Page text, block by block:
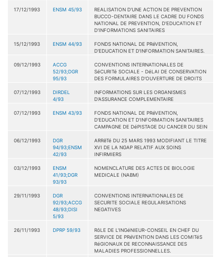
17/12/1993 ENSM 45/93
REALISATION D'UNE ACTION DE PREVENTION
BUCCO-DENTAIRE DANS LE CADRE DU FONDS
NATIONAL DE PREVENTION, D'EDUCATION ET
D'INFORMATIONS SANITAIRES
15/12/1993 ENSM 44/93
FONDS NATIONAL DE PRéVENTION,
D'EDUCATION ET D'INFORMATION SANITAIRES.
09/12/1993
ACCG
52/93;DGR
95/93
CONVENTIONS INTERNATIONALES DE
SéCURITé SOCIALE - DéLAI DE CONSERVATION
DES FORMULAIRES D'OUVERTURE DE DROITS
07/12/1993
DIRDEL
4/93
INFORMATIONS SUR LES ORGANISMES
D'ASSURANCE COMPLEMENTAIRE
07/12/1993 ENSM 43/93
FONDS NATIONAL DE PRéVENTION,
D'EDUCATION ET D'INFORMATION SANITAIRES
CAMPAGNE DE DéPISTAGE DU CANCER DU SEIN
06/12/1993
DGR
94/93;ENSM
42/93
ARRêTé DU 25 MARS 1993 MODIFIANT LE TITRE
XVI DE LA NGAP RELATIF AUX SOINS
INFIRMIERS
03/12/1993
ENSM
41/93;DGR
93/93
NOMENCLATURE DES ACTES DE BIOLOGIE
MEDICALE (NABM)
29/11/1993
DGR
92/93;ACCG
48/93;DISI
5/93
CONVENTIONS INTERNATIONALES DE
SECURITE SOCIALE REGULARISATIONS
NEGATIVES
26/11/1993 DPRP 59/93
RôLE DE L'INGéNIEUR-CONSEIL EN CHEF DU
SERVICE DE PRéVENTION DANS LES COMITéS
RéGIONAUX DE RECONNAISSANCE DES
MALADIES PROFESSIONNELLES.